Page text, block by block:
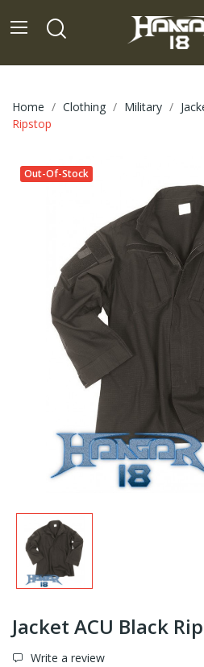
Home Clothing Military
Ripstop
Out-Of-Stock
Jacket ACU Black
Write a review